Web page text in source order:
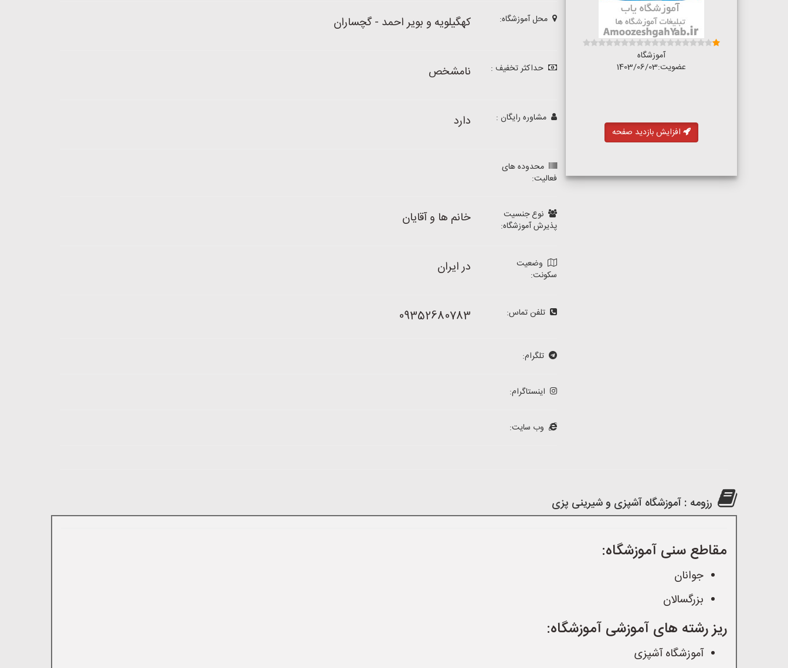
آموزشگاه
عضویت:1403/06/03
افزایش بازدید صفحه
محل آموزشگاه: کهگیلویه و بویر احمد - گچساران
حداکثر تخفیف : نامشخص
مشاوره رایگان : دارد
محدوده های
فعالیت:
نوع جنسیت
پذیرش آموزشگاه:
خانم ها و آقایان
وضعیت
سکونت:
در ایران
تلفن تماس: 09352680783
تلگرام:
اینستاگرام:
وب سایت:
رزومه : آموزشگاه آشپزی و شیرینی پزی
مقاطع سنی آموزشگاه:
جوانان
بزرگسالان
ریز رشته های آموزشی آموزشگاه:
آموزشگاه آشپزی